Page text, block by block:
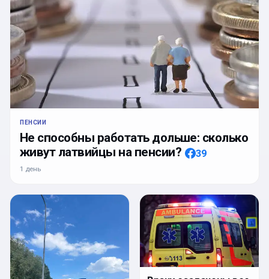
ПЕНСИИ
Не способны работать дольше: сколько
живут латвийцы на пенсии?
39
1 день